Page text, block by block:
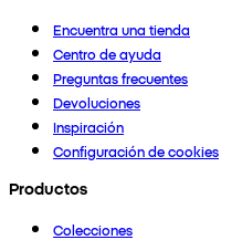
Encuentra una tienda
Centro de ayuda
Preguntas frecuentes
Devoluciones
Inspiración
Configuración de cookies
Productos
Colecciones